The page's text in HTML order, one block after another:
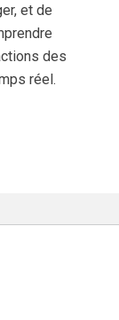
et de
des
réel.